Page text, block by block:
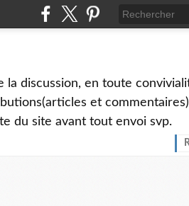
discussion, en toute
et
du site avant tout envoi svp.